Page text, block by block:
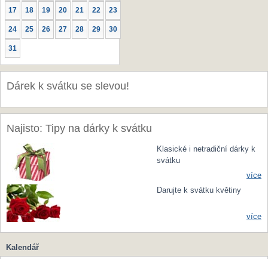
17 18 19 20 21 22 23
24 25 26 27 28 29 30
31
Dárek k svátku se slevou!
Najisto: Tipy na dárky k svátku
Klasické i netradiční dárky k
svátku
více
Darujte k svátku květiny
více
Kalendář